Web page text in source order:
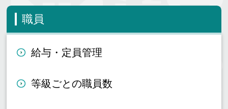
職員
給与・定員管理
等級ごとの職員数